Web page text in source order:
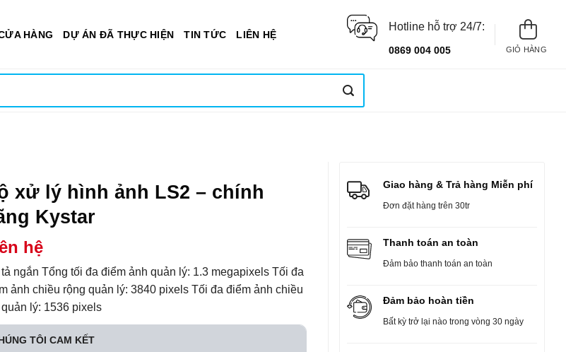
HÀNG DỰ ÁN ĐÃ THỰC HIỆN TIN TỨC LIÊN HỆ
Hotline hỗ trợ 24/7:
0869 004 005 GIỎ HÀNG
Giao hàng & Trả hàng Miễn phí
Đơn đặt hàng trên 30tr
Thanh toán an toàn
Đảm bảo thanh toán an toàn
Đảm bảo hoàn tiền
Bất kỳ trở lại nào trong vòng 30 ngày
xử lý hình ảnh LS2 – chính
Kystar
hệ
tả ngắn Tổng tối đa điểm ảnh quản lý: 1.3 megapixels Tối đa
ảnh chiều rộng quản lý: 3840 pixels Tối đa điểm ảnh chiều
lý: 1536 pixels
TÔI CAM KẾT